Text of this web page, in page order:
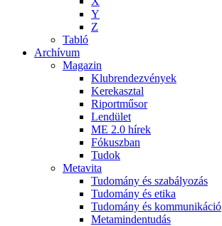
Y
Z
Tabló
Archívum
Magazin
Klubrendezvények
Kerekasztal
Riportműsor
Lendület
ME 2.0 hírek
Fókuszban
Tudok
Metavita
Tudomány és szabályozás
Tudomány és etika
Tudomány és kommunikáció
Metamindentudás